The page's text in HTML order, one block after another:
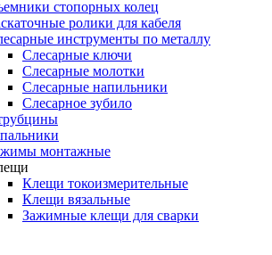
стопорных колец
ролики для кабеля
инструменты по металлу
Слесарные ключи
Слесарные молотки
Слесарные напильники
Слесарное зубило
монтажные
Клещи токоизмерительные
Клещи вязальные
Зажимные клещи для сварки